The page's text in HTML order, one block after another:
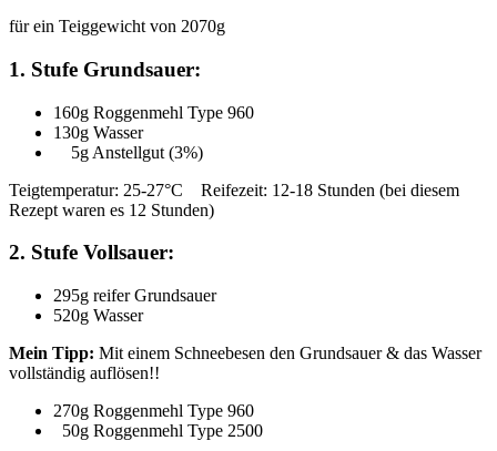
für ein Teiggewicht von 2070g
1. Stufe Grundsauer:
160g Roggenmehl Type 960
130g Wasser
5g Anstellgut (3%)
Teigtemperatur: 25-27°C Reifezeit: 12-18 Stunden (bei diesem
Rezept waren es 12 Stunden)
2. Stufe Vollsauer:
295g reifer Grundsauer
520g Wasser
Mein Tipp: Mit einem Schneebesen den Grundsauer & das Wasser
vollständig auflösen!!
270g Roggenmehl Type 960
50g Roggenmehl Type 2500